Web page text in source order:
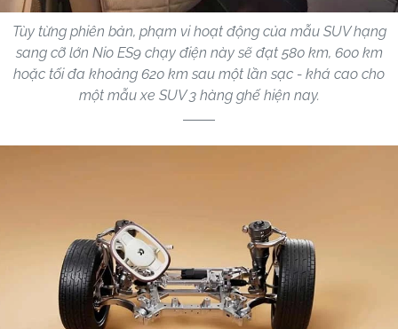
Tùy từng phiên bản, phạm vi hoạt động của mẫu SUV hạng
sang cỡ lớn Nio ES9 chạy điện này sẽ đạt 580 km, 600 km
hoặc tối đa khoảng 620 km sau một lần sạc - khá cao cho
một mẫu xe SUV 3 hàng ghế hiện nay.